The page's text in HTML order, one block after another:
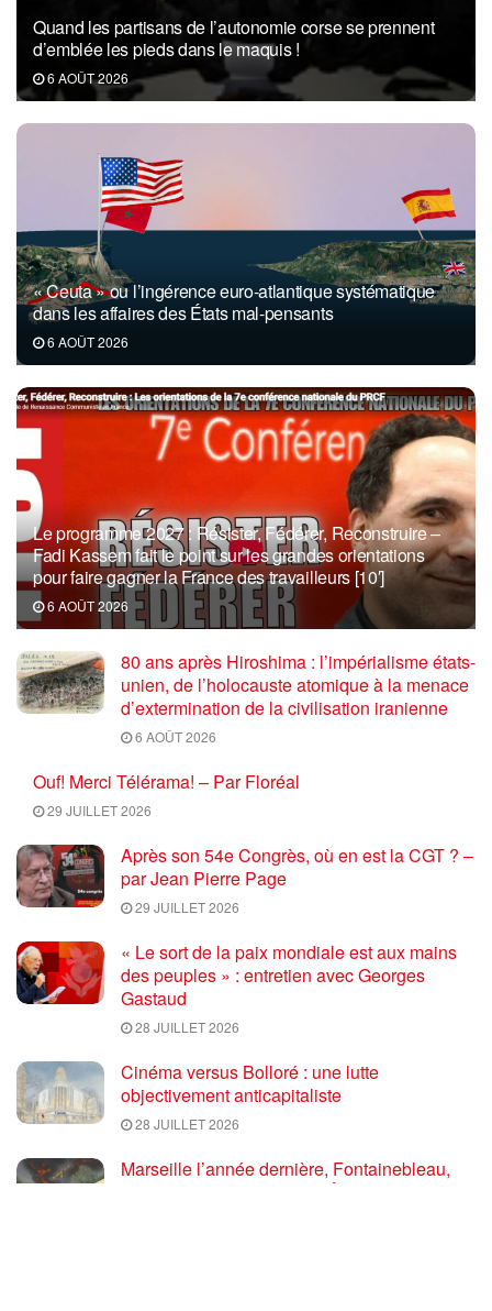
Quand les partisans de l’autonomie corse se prennent
d’emblée les pieds dans le maquis !
6 AOÛT 2026
« Ceuta » ou l’ingérence euro-atlantique systématique
dans les affaires des États mal-pensants
6 AOÛT 2026
Le programme 2027 : Résister, Fédérer, Reconstruire –
Fadi Kassem fait le point sur les grandes orientations
pour faire gagner la France des travailleurs [10′]
6 AOÛT 2026
80 ans après Hiroshima : l’impérialisme états-
unien, de l’holocauste atomique à la menace
d’extermination de la civilisation iranienne
6 AOÛT 2026
Ouf! Merci Télérama! – Par Floréal
29 JUILLET 2026
Après son 54e Congrès, où en est la CGT ? –
par Jean Pierre Page
29 JUILLET 2026
« Le sort de la paix mondiale est aux mains
des peuples » : entretien avec Georges
Gastaud
28 JUILLET 2026
Cinéma versus Bolloré : une lutte
objectivement anticapitaliste
28 JUILLET 2026
Marseille l’année dernière, Fontainebleau,
Arcachon, la Drôme et les Écrins cette année